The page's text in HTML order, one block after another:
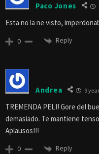
Paco Jones
Esta no la ne visto,
0 Reply
Andrea 9
TREMENDA PELI! Gore del
demasiado. Te mantiene
Aplausos!!!
0 Reply